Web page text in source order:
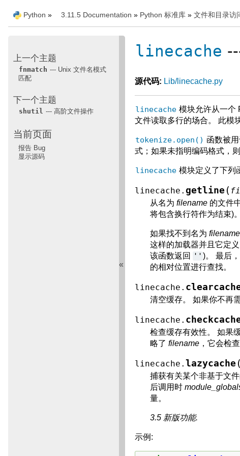
Python » 3.11.5 Documentation » Python 标准库 » 文件和目录访
linecache
源代码: Lib/linecache.py
linecache 模块允许从一个
文件读取多行的场合。 此模
tokenize.open() 函数被
式；如果未指明编码格式，
linecache 模块定义了下列
linecache. getline (
从名为filename 的文件
将包含换行符作为结束)。
如果找不到名为filename
这样的加载器并且它定义
该函数返回
'' )。 最后
的相对位置进行查找。
linecache.
清空缓存。 如果你不再
linecache.
检查缓存有效性。 如果
略了filename ，它会检
linecache.lazycache (
捕获有关某个非基于文
后调用时
量。
3.5 新版功能.
示例:
上一个主题
fnmatch --- Unix 文件名模式
匹配
下一个主题
shutil --- 高阶文件操作
当前页面
报告 Bug
显示源码
«